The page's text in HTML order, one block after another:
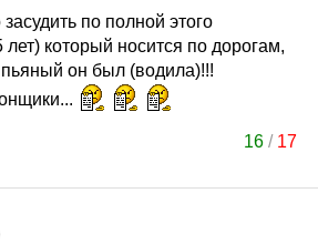
по полной этого
лет) который носится по дорогам,
он был (водила)!!!
16/ 17